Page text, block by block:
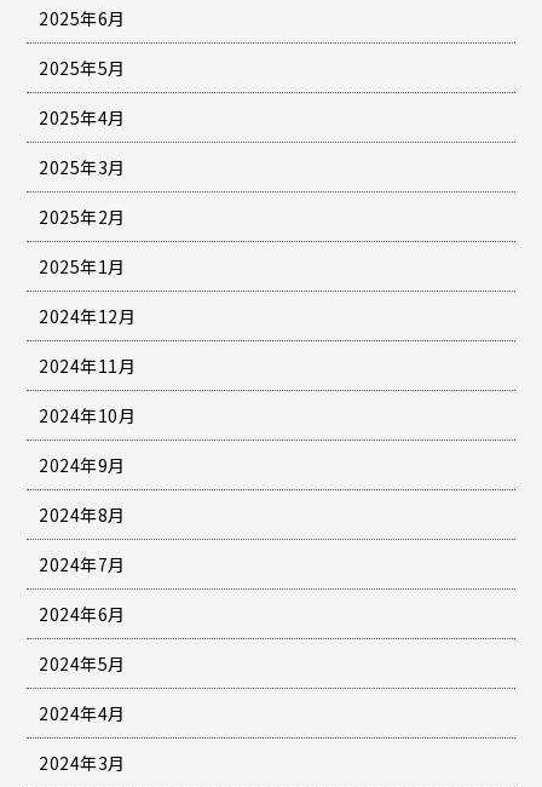
2025年6月
2025年5月
2025年4月
2025年3月
2025年2月
2025年1月
2024年12月
2024年11月
2024年10月
2024年9月
2024年8月
2024年7月
2024年6月
2024年5月
2024年4月
2024年3月